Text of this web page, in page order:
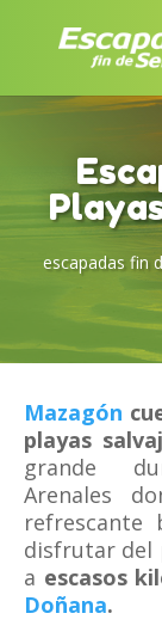
escapadas fin
Mazagón
playas
grande
Arenales
disfrutar del
a escasos
Doñana.